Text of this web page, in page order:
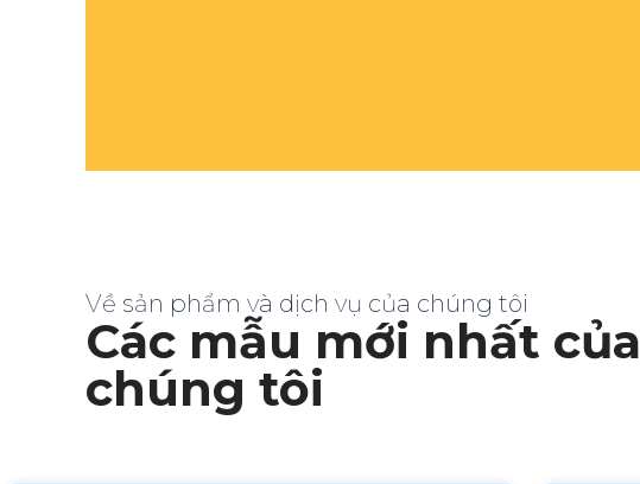
Về sản phẩm và dịch vụ của chúng tôi
Các mẫu mới nhất của
chúng tôi